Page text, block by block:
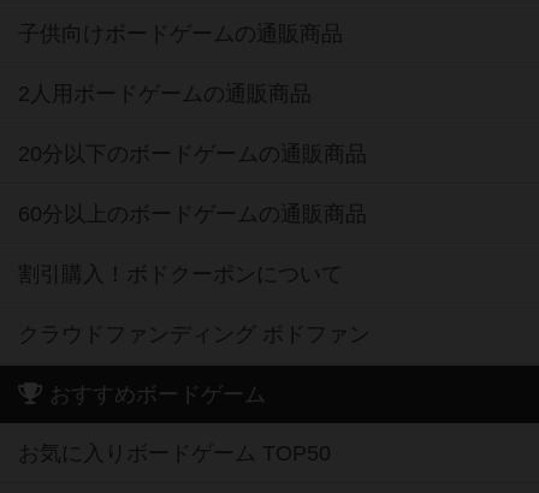
子供向けボードゲームの通販商品
2人用ボードゲームの通販商品
20分以下のボードゲームの通販商品
60分以上のボードゲームの通販商品
割引購入！ボドクーポンについて
クラウドファンディング ボドファン
おすすめボードゲーム
お気に入りボードゲーム TOP50